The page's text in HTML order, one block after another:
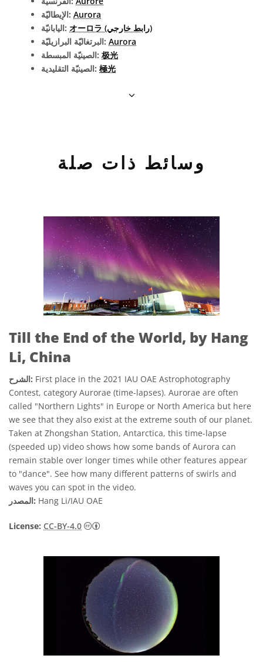
الإيطاليّة: Aurora
اليابانيّة:
オーロラ (رابط خارجي)
البرتغاليّة البرازيليّة: Aurora
الصينيّة المبسطة: 极光
الصينيّة التقليدية: 極光
وسائط ذات صلة
Till the End of the World, by Hang
Li, China
الشرح: First place in the 2021 IAU OAE Astrophotography
Contest, category Aurorae (time-lapses). Aurorae are often
called "Northern Lights" in Europe or North America but here
we see that they also exist at the extreme south of our planet.
Taken at Zhongshan Station, Antarctica, this time-lapse
(speeded up) video shows how some bands of Aurora can
remain stable over longer times while other features appear
to "dance". See how many different patterns of swirls and
waves you can spot in the video.
المصدر: Hang Li/IAU OAE
License: CC-BY-4.0